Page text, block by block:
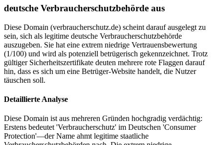
deutsche Verbraucherschutzbehörde aus
Diese Domain (verbraucherschutz.de) scheint darauf ausgelegt zu
sein, sich als legitime deutsche Verbraucherschutzbehörde
auszugeben. Sie hat eine extrem niedrige Vertrauensbewertung
(1/100) und wird als potenziell betrügerisch gekennzeichnet. Trotz
gültiger Sicherheitszertifikate deuten mehrere rote Flaggen darauf
hin, dass es sich um eine Betrüger-Website handelt, die Nutzer
täuschen soll.
Detaillierte Analyse
Diese Domain ist aus mehreren Gründen hochgradig verdächtig:
Erstens bedeutet 'Verbraucherschutz' im Deutschen 'Consumer
Protection'—der Name ahmt legitime staatliche